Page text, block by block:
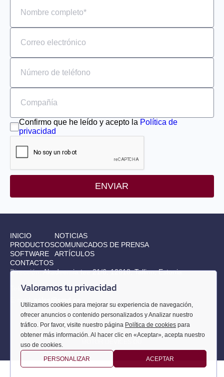
Confirmo que he leído y acepto la Política de
privacidad
ENVIAR
Valoramos tu privacidad
Utilizamos cookies para mejorar su experiencia de navegación,
ofrecer anuncios o contenido personalizados y Analizar nuestro
tráfico. Por favor, visite nuestro página Política de cookies para
obtener más información. Al hacer clic en «Aceptar», acepta nuestro
uso de cookies.
PERSONALIZAR
ACEPTAR
INICIO
PRODUCTOS
SOFTWARE
CONTACTOS
NOTICIAS
COMUNICADOS DE PRENSA
ARTÍCULOS
Dirección:Akadeemia tee 21/6, 12618, Tallinn, Estonia
Teléfono:+372 655 9914
RESERVADOS TODOS LOS
DERECHOS © 2010-2026SMART